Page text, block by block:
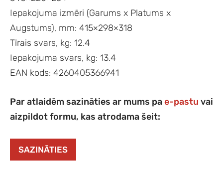
Iepakojuma izmēri (Garums x Platums x
Augstums), mm: 415×298×318
Tīrais svars, kg: 12.4
Iepakojuma svars, kg: 13.4
EAN kods: 4260405366941
Par atlaidēm sazināties ar mums pae-pastu vai
aizpildot formu, kas atrodama šeit:
SAZINĀTIES